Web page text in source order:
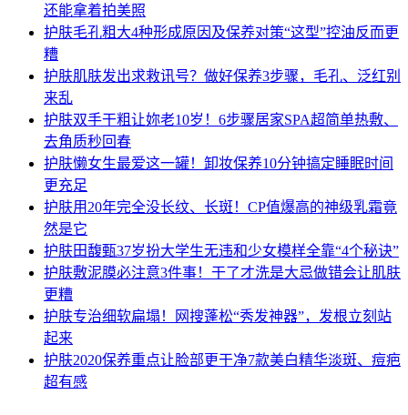
还能拿着拍美照
护肤毛孔粗大4种形成原因及保养对策“这型”控油反而更
糟
护肤肌肤发出求救讯号？做好保养3步骤，毛孔、泛红别
来乱
护肤双手干粗让妳老10岁！6步骤居家SPA超简单热敷、
去角质秒回春
护肤懒女生最爱这一罐！卸妆保养10分钟搞定睡眠时间
更充足
护肤用20年完全没长纹、长斑！CP值爆高的神级乳霜竟
然是它
护肤田馥甄37岁扮大学生无违和少女模样全靠“4个秘诀”
护肤敷泥膜必注意3件事！干了才洗是大忌做错会让肌肤
更糟
护肤专治细软扁塌！网搜蓬松“秀发神器”，发根立刻站
起来
护肤2020保养重点让脸部更干净7款美白精华淡斑、痘疤
超有感